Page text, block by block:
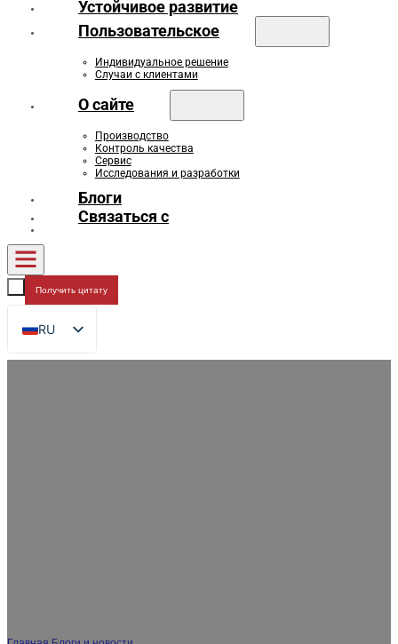
Устойчивое развитие
Пользовательское
Индивидуальное решение
Случаи с клиентами
О сайте
Производство
Контроль качества
Сервис
Исследования и разработки
Блоги
Связаться с
Получить цитату
RU
EN